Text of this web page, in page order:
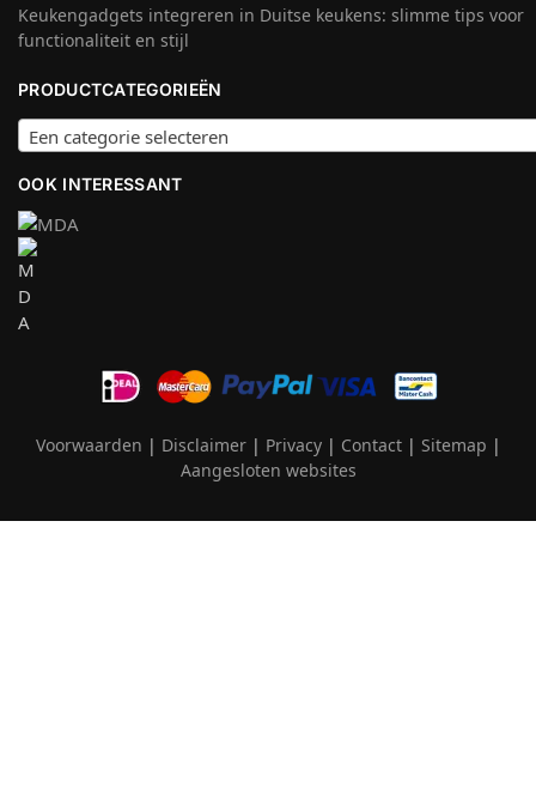
Keukengadgets integreren in Duitse keukens: slimme tips voor
functionaliteit en stijl
PRODUCTCATEGORIEËN
Een categorie selecteren
OOK INTERESSANT
Voorwaarden | Disclaimer| Privacy| Contact| Sitemap |
Aangesloten websites